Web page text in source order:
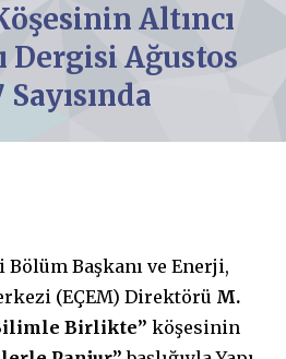
Altıncı
Dergisi Ağustos
Sayısında
Başkanı ve Enerji,
(EÇEM) Direktörü M.
Birlikte” köşesinin